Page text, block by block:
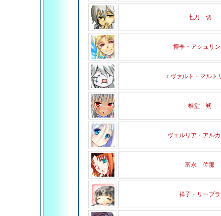
七刀 切
博季・アシュリ
エヴァルト・マルト
椎堂 朔
ヴェルリア・アル
富永 佐那
祥子・リーブラ